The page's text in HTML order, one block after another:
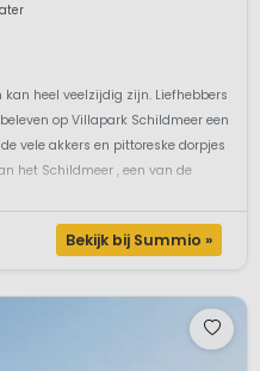
heel veelzijdig zijn. Liefhebbers
op Villapark Schildmeer een
vele akkers en pittoreske dorpjes
het Schildmeer , een van de
Bekijk bij Summio »